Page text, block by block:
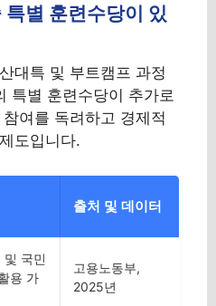
별 훈련수당이 있
대특 및 부트캠프 과정
특별 훈련수당이 추가로
여를 독려하고 경제적
도입니다.
출처 및 데이터
및 국민
용 가
고용노동부,
2025년